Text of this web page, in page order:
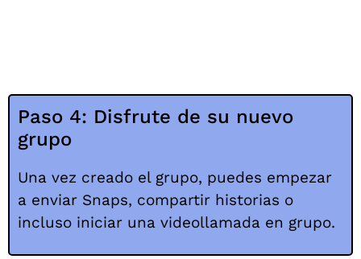
Paso 4: Disfrute de su nuevo
grupo
Una vez creado el grupo, puedes empezar
a enviar Snaps, compartir historias o
incluso iniciar una videollamada en grupo.